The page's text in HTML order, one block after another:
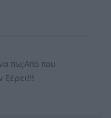
πω;Από που
ξέρει!!!